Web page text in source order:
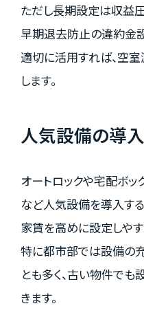
ただし長期設定は収益
早期退去防止の違約金
適切に活用すれば、空
します。
人気設備の導
オートロックや宅配ボッ
など人気設備を導入す
家賃を高めに設定しやす
特に都市部では設備の
とも多く、古い物件で
きます。